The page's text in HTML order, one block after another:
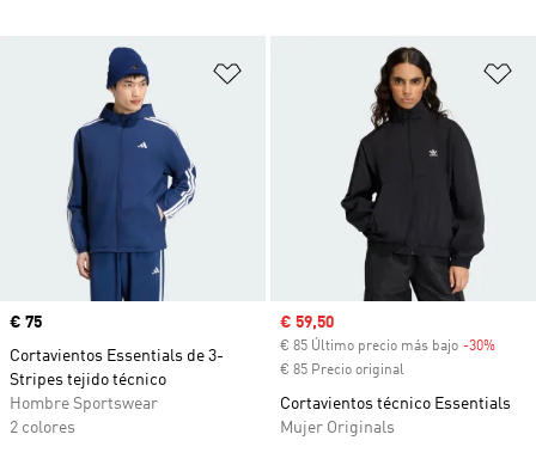
Añadir a la lista de deseos
Precio
€ 75
Cortavientos Essentials de 3-
Stripes tejido técnico
Hombre Sportswear
2 colores
Precio de venta
€ 59,50
€ 85 Último precio más bajo -30%
€ 85 Precio original
Cortavientos técnico Essentials
Mujer Originals